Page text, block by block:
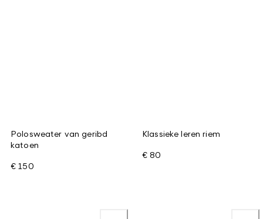
Polosweater van geribd
katoen
€ 150
Klassieke leren riem
€ 80